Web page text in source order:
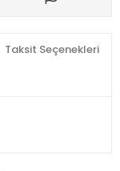
Taksit Seçenekleri